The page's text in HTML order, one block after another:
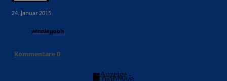
24. Januar 2015
winniepooh
Kommentare0
- Anzeige -